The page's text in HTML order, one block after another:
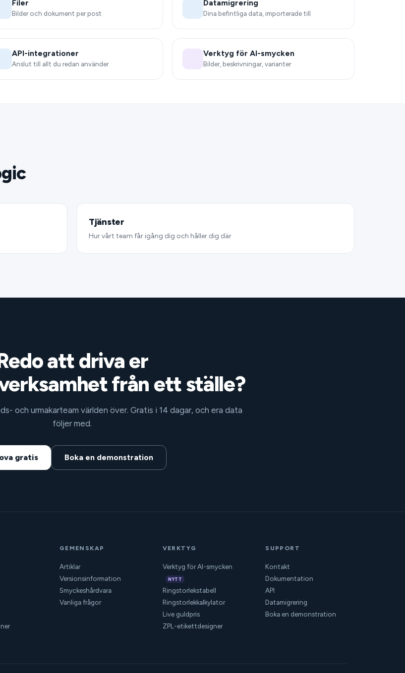
Filer
Bilder och dokument per post
Datamigrering
Dina befintliga data, importerade till
API-integrationer
Anslut till allt du redan använder
Verktyg för AI-smycken
Bilder, beskrivningar, varianter
Tjänster
Hur vårt team får igång dig och håller dig där
att driva er
från ett ställe?
och urmakarteam världen över. Gratis i 14 dagar, och era data
följer med.
gratis Boka en demonstration
GEMENSKAP
Artiklar
Versionsinformation
Smyckeshårdvara
Vanliga frågor
VERKTYG
Verktyg för AI-smycken
NYTT
Ringstorlekstabell
Ringstorlekkalkylator
Live guldpris
ZPL-etikettdesigner
SUPPORT
Kontakt
Dokumentation
API
Datamigrering
Boka en demonstration